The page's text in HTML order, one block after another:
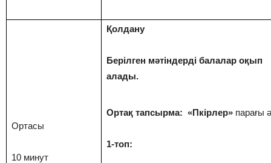
Ортасы
10 минут
Қолдану
Берілген мәтіндерді балалар оқып
алады.
Ортақ тапсырма: «Пкірлер» парағы
1-топ: